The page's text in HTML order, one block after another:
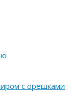
с орешками